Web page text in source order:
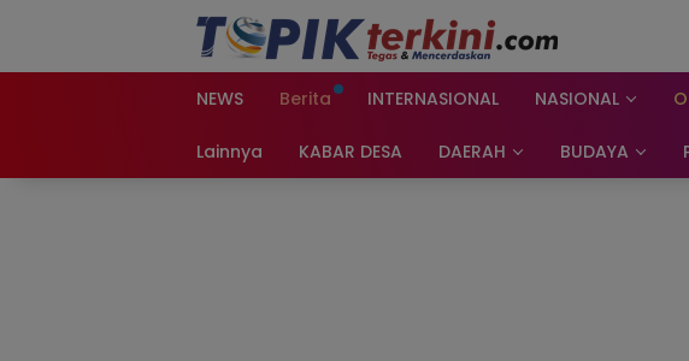
NEWS Berita INTERNASIONAL NASIONAL
Lainnya KABAR DESA DAERAH BUDAYA